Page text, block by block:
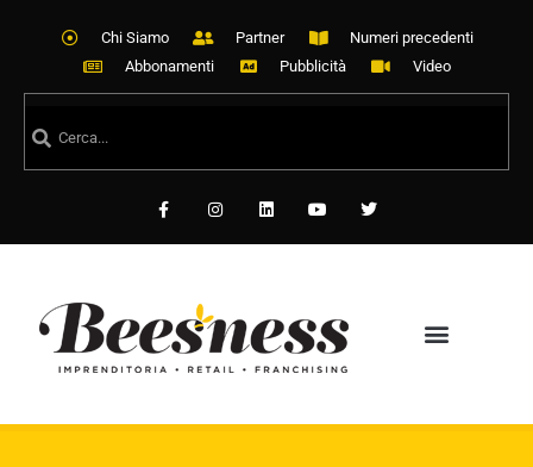
Chi Siamo Partner
Numeri precedenti
Abbonamenti
Pubblicità Video